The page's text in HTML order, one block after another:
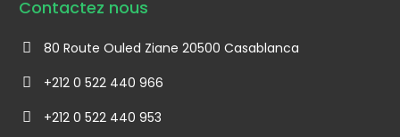
Contactez nous
80 Route Ouled Ziane 20500 Casablanca
+212 0 522 440 966
+212 0 522 440 953